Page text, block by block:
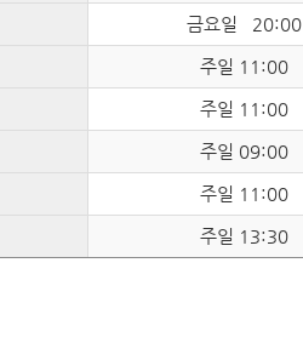
금요일 20:00
주일 11:00
주일 11:00
주일 09:00
주일 11:00
주일 13:30